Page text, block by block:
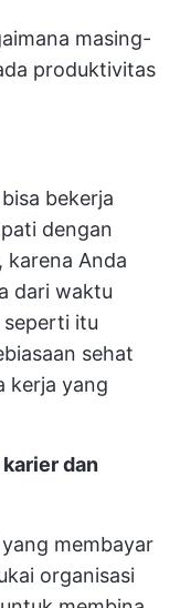
masing-
produktivitas
bekerja
dengan
karena Anda
dari waktu
seperti itu
sehat
kerja yang
dan
membayar
organisasi